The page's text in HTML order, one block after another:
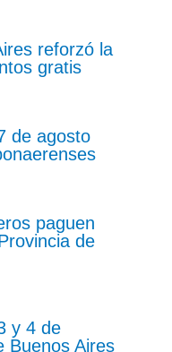
reforzó la
gratis
de agosto
paguen
de
y 4 de
Buenos Aires